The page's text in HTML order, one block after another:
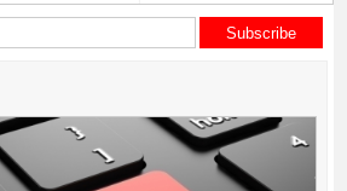
Subscribe